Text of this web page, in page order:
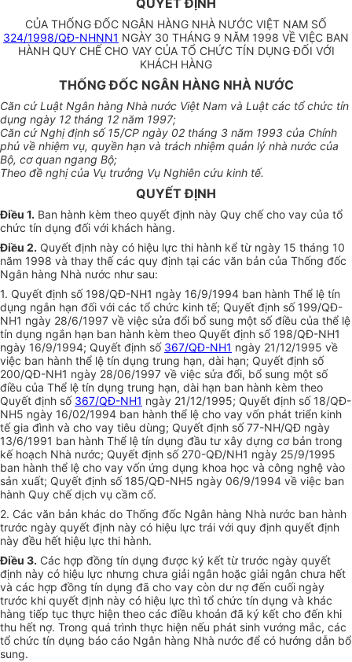
QUYẾT ĐỊNH
CỦA THỐNG ĐỐC NGÂN HÀNG NHÀ NƯỚC VIỆT NAM SỐ
324/1998/QĐ-NHNN1 NGÀY 30 THÁNG 9 NĂM 1998 VỀ VIỆC BAN
HÀNH QUY CHẾ CHO VAY CỦA TỔ CHỨC TÍN DỤNG ĐỐI VỚI
KHÁCH HÀNG
THỐNG ĐỐC NGÂN HÀNG NHÀ NƯỚC
Căn cứ Luật Ngân hàng Nhà nước Việt Nam và Luật các tổ chức tín
dụng ngày 12 tháng 12 năm 1997;
Căn cứ Nghị định số 15/CP ngày 02 tháng 3 năm 1993 của Chính
phủ về nhiệm vụ, quyền hạn và trách nhiệm quản lý nhà nước của
Bộ, cơ quan ngang Bộ;
Theo đề nghị của Vụ trưởng Vụ Nghiên cứu kinh tế.
QUYẾT ĐỊNH
Điều 1. Ban hành kèm theo quyết định này Quy chế cho vay của tổ
chức tín dụng đối với khách hàng.
Điều 2. Quyết định này có hiệu lực thi hành kể từ ngày 15 tháng 10
năm 1998 và thay thế các quy định tại các văn bản của Thống đốc
Ngân hàng Nhà nước như sau:
1. Quyết định số 198/QĐ-NH1 ngày 16/9/1994 ban hành Thể lệ tín
dụng ngắn hạn đối với các tổ chức kinh tế; Quyết định số 199/QĐ-
NH1 ngày 28/6/1997 về việc sửa đổi bổ sung một số điều của thể lệ
tín dụng ngắn hạn ban hành kèm theo Quyết định số 198/QĐ-NH1
ngày 16/9/1994; Quyết định số 367/QĐ-NH1 ngày 21/12/1995 về
việc ban hành thể lệ tín dụng trung hạn, dài hạn; Quyết định số
200/QĐ-NH1 ngày 28/06/1997 về việc sửa đổi, bổ sung một số
điều của Thể lệ tín dụng trung hạn, dài hạn ban hành kèm theo
Quyết định số 367/QĐ-NH1 ngày 21/12/1995; Quyết định số 18/QĐ-
NH5 ngày 16/02/1994 ban hành thể lệ cho vay vốn phát triển kinh
tế gia đình và cho vay tiêu dùng; Quyết định số 77-NH/QĐ ngày
13/6/1991 ban hành Thể lệ tín dụng đầu tư xây dựng cơ bản trong
kế hoạch Nhà nước; Quyết định số 270-QĐ/NH1 ngày 25/9/1995
ban hành thể lệ cho vay vốn ứng dụng khoa học và công nghệ vào
sản xuất; Quyết định số 185/QĐ-NH5 ngày 06/9/1994 về việc ban
hành Quy chế dịch vụ cầm cố.
2. Các văn bản khác do Thống đốc Ngân hàng Nhà nước ban hành
trước ngày quyết định này có hiệu lực trái với quy định quyết định
này đều hết hiệu lực thi hành.
Điều 3. Các hợp đồng tín dụng được ký kết từ trước ngày quyết
định này có hiệu lực nhưng chưa giải ngân hoặc giải ngân chưa hết
và các hợp đồng tín dụng đã cho vay còn dư nợ đến cuối ngày
trước khi quyết định này có hiệu lực thì tổ chức tín dụng và khác
hàng tiếp tục thực hiện theo các điều khoản đã ký kết cho đến khi
thu hết nợ. Trong quá trình thực hiện nếu phát sinh vướng mắc, các
tổ chức tín dụng báo cáo Ngân hàng Nhà nước để có hướng dẫn bổ
sung.